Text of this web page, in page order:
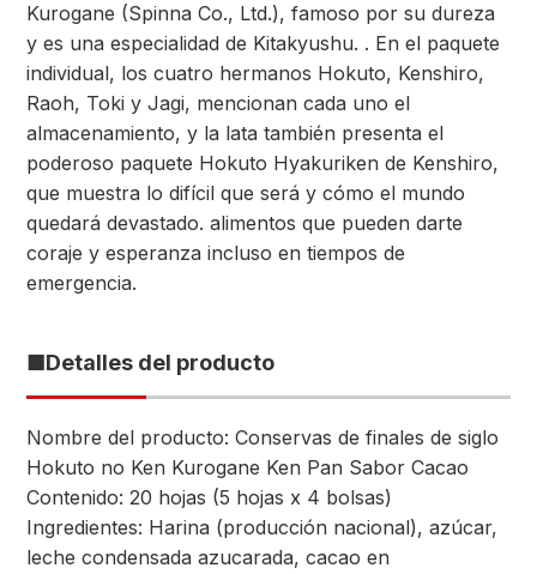
Kurogane (Spinna Co., Ltd.), famoso por su dureza
y es una especialidad de Kitakyushu. . En el paquete
individual, los cuatro hermanos Hokuto, Kenshiro,
Raoh, Toki y Jagi, mencionan cada uno el
almacenamiento, y la lata también presenta el
poderoso paquete Hokuto Hyakuriken de Kenshiro,
que muestra lo difícil que será y cómo el mundo
quedará devastado. alimentos que pueden darte
coraje y esperanza incluso en tiempos de
emergencia.
■Detalles del producto
Nombre del producto: Conservas de finales de siglo
Hokuto no Ken Kurogane Ken Pan Sabor Cacao
Contenido: 20 hojas (5 hojas x 4 bolsas)
Ingredientes: Harina (producción nacional), azúcar,
leche condensada azucarada, cacao en